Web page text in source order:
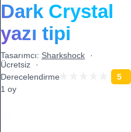
Dark Crystal
yazı tipi
Tasarımcı: Sharkshock
Ücretsiz
Derecelendirme
5
1 oy